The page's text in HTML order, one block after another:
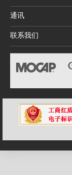
通讯
联系我们